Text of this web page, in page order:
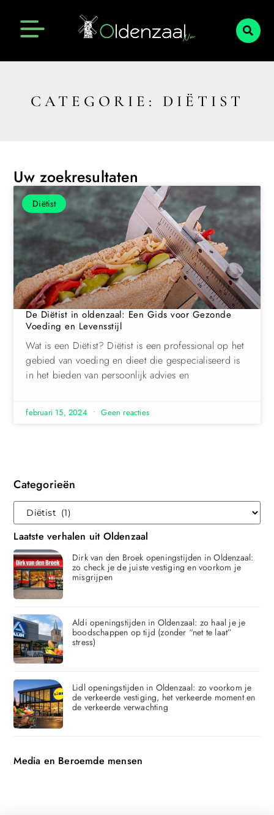
CATEGORIE: DIËTIST
Uw zoekresultaten
Diëtist
De Diëtist in oldenzaal: Een Gids voor Gezonde
Voeding en Levensstijl
Wat is een Diëtist? Diëtist is een professional op het
gebied van voeding en dieet die gespecialiseerd is
in het bieden van persoonlijk advies en
februari 15, 2024 Geen reacties
Categorieën
Laatste verhalen uit Oldenzaal
Dirk van den Broek openingstijden in Oldenzaal:
zo check je de juiste vestiging en voorkom je
misgrijpen
Aldi openingstijden in Oldenzaal: zo haal je je
boodschappen op tijd (zonder “net te laat”
stress)
Lidl openingstijden in Oldenzaal: zo voorkom je
de verkeerde vestiging, het verkeerde moment en
de verkeerde verwachting
Media en Beroemde mensen